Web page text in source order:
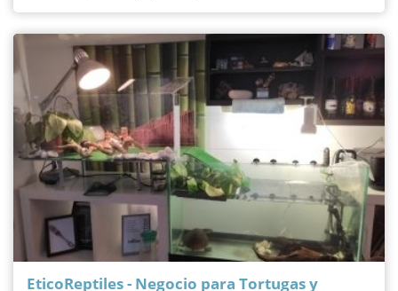
EticoReptiles - Negocio para Tortugas y